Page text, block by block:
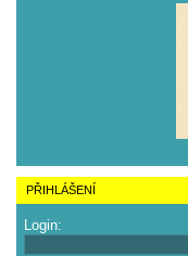
PŘIHLÁŠENÍ
Login: